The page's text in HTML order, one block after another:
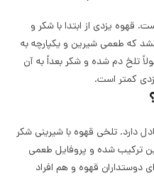
قهوه یزدی از ابتدا با شکر و
که طعمی شیرین و یکپارچه به
تلخ دم شده و شکر بعداً به آن
کمتر است.
دارد. تلخی قهوه با شیرینی شکر
ترکیب شده و پروفایل طعمی
دوستداران قهوه و هم افراد